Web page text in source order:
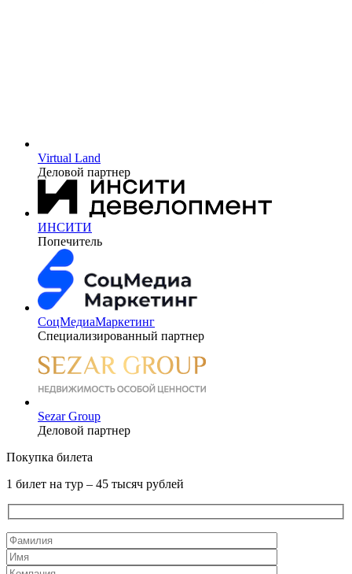
Virtual Land
Деловой партнер
ИНСИТИ
Попечитель
СоцМедиаМаркетинг
Специализированный партнер
Sezar Group
Деловой партнер
Покупка билета
1 билет на тур – 45 тысяч рублей